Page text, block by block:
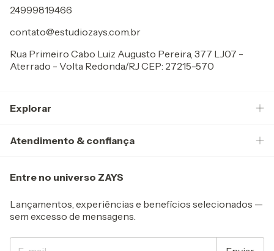
24999819466
contato@estudiozays.com.br
Rua Primeiro Cabo Luiz Augusto Pereira, 377 LJ07 -
Aterrado - Volta Redonda/RJ CEP: 27215-570
Explorar
Atendimento & confiança
Entre no universo ZAYS
Lançamentos, experiências e benefícios selecionados —
sem excesso de mensagens.